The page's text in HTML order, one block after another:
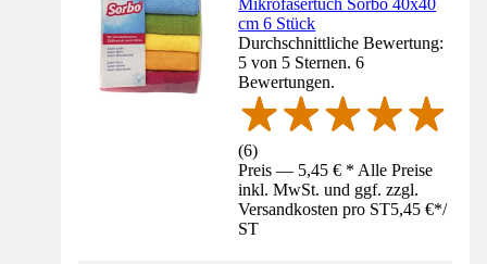
Mikrofasertuch Sorbo 40x40
cm 6 Stück
Durchschnittliche Bewertung:
5 von 5 Sternen. 6
Bewertungen.
(6)
Preis — 5,45 € * Alle Preise
inkl. MwSt. und ggf. zzgl.
Versandkosten pro ST5,45 €*/
ST